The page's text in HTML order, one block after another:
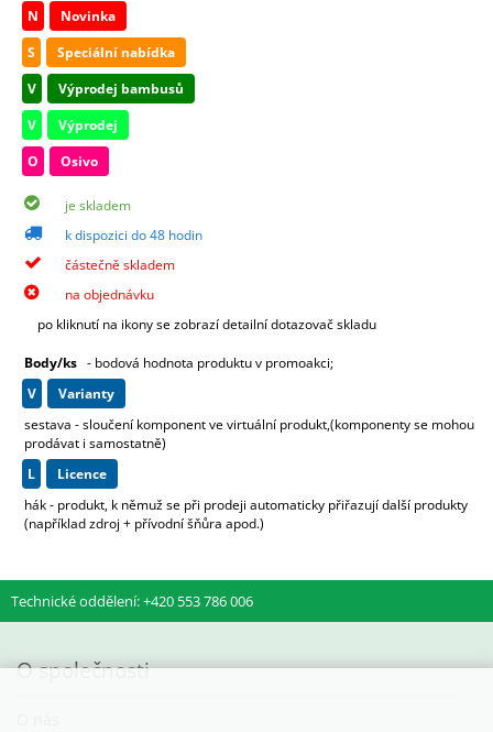
N
Novinka
S
Speciální nabídka
V
Výprodej bambusů
V
Výprodej
O
Osivo
je skladem
k dispozici do 48 hodin
částečně skladem
na objednávku
po kliknutí na ikony se zobrazí detailní dotazovač skladu
Body/ks - bodová hodnota produktu v promoakci;
v
varianty
sestava - sloučení komponent ve virtuální produkt,(komponenty se mohou
prodávat i samostatně)
L
licence
hák - produkt, k němuž se při prodeji automaticky přiřazují další produkty
(například zdroj + přívodní šňůra apod.)
Technické oddělení: +420 553 786 006
O společnosti